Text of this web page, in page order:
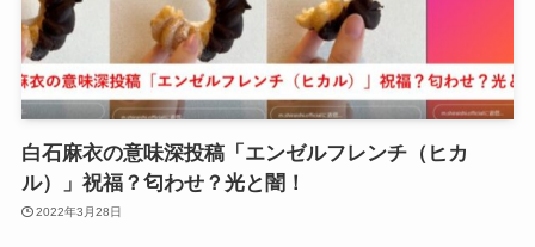
白石麻衣の意味深投稿「エンゼルフレンチ（ヒカ
ル）」祝福？匂わせ？光と闇！
2022年3月28日